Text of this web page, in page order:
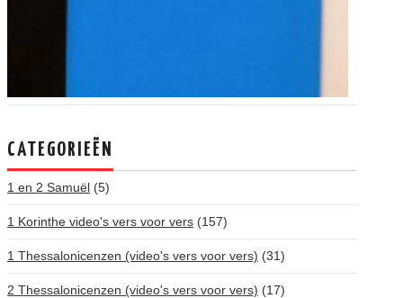
CATEGORIEËN
1 en 2 Samuël (5)
1 Korinthe video's vers voor vers (157)
1 Thessalonicenzen (video's vers voor vers) (31)
2 Thessalonicenzen (video's vers voor vers) (17)